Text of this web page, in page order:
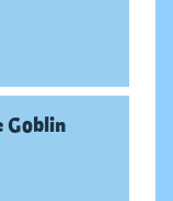
Goblin